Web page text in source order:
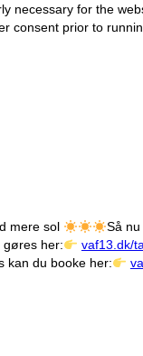
mere sol Så
gøres her: vaf13.dk/
kan du booke her:
necessary for the
consent prior to